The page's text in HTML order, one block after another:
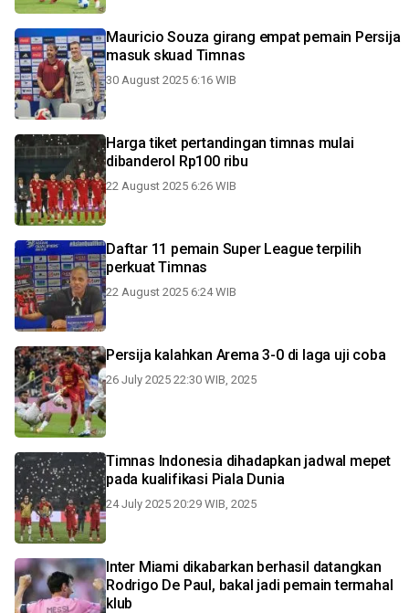
Mauricio Souza girang empat pemain Persija
masuk skuad Timnas
30 August 2025 6:16 WIB
Harga tiket pertandingan timnas mulai
dibanderol Rp100 ribu
22 August 2025 6:26 WIB
Daftar 11 pemain Super League terpilih
perkuat Timnas
22 August 2025 6:24 WIB
Persija kalahkan Arema 3-0 di laga uji coba
26 July 2025 22:30 WIB, 2025
Timnas Indonesia dihadapkan jadwal mepet
pada kualifikasi Piala Dunia
24 July 2025 20:29 WIB, 2025
Inter Miami dikabarkan berhasil datangkan
Rodrigo De Paul, bakal jadi pemain termahal
klub